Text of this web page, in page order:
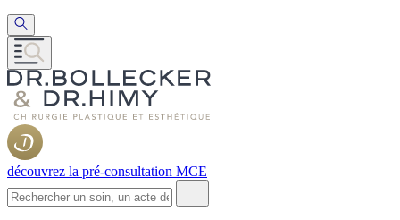
découvrez la pré-consultation MCE